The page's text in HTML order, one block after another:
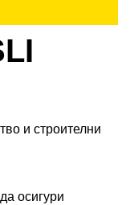
и строителни
осигури